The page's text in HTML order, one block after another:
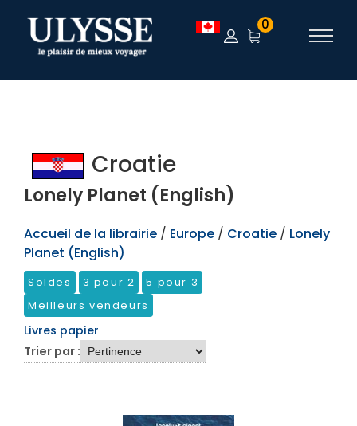
TEST 0
Croatie
Lonely Planet (English)
Accueil de la librairie / Europe / Croatie / Lonely
Planet (English)
Soldes 3 pour 2
5 pour 3
Meilleurs vendeurs
Livres papier
Trier par :